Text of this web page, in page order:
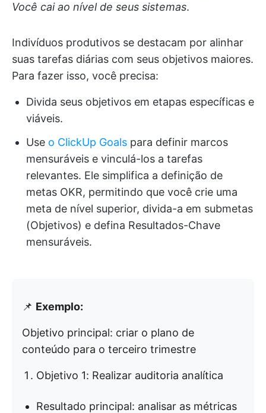
Você cai ao nível de seus sistemas.
Indivíduos produtivos se destacam por alinhar
suas tarefas diárias com seus objetivos maiores.
Para fazer isso, você precisa:
Divida seus objetivos em etapas específicas e
viáveis.
Use o ClickUp Goals para definir marcos
mensuráveis e vinculá-los a tarefas
relevantes. Ele simplifica a definição de
metas OKR, permitindo que você crie uma
meta de nível superior, divida-a em submetas
(Objetivos) e defina Resultados-Chave
mensuráveis.
📌 Exemplo:
Objetivo principal: criar o plano de
conteúdo para o terceiro trimestre
Objetivo 1: Realizar auditoria analítica
Resultado principal: analisar as métricas